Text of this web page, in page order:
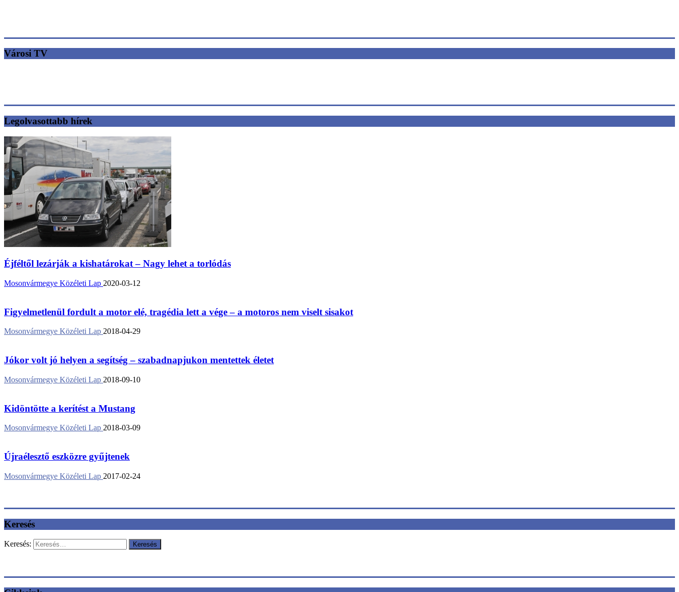
Városi TV
Legolvasottabb hírek
Éjféltől lezárják a kishatárokat – Nagy lehet a torlódás
Mosonvármegye Közéleti Lap 2020-03-12
Figyelmetlenül fordult a motor elé, tragédia lett a vége – a motoros nem viselt sisakot
Mosonvármegye Közéleti Lap 2018-04-29
Jókor volt jó helyen a segítség – szabadnapjukon mentettek életet
Mosonvármegye Közéleti Lap 2018-09-10
Kidöntötte a kerítést a Mustang
Mosonvármegye Közéleti Lap 2018-03-09
Újraélesztő eszközre gyűjtenek
Mosonvármegye Közéleti Lap 2017-02-24
Keresés
Keresés: